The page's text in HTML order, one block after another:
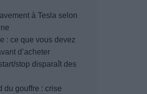
à Tesla selon
: ce que vous devez
d’acheter
stop disparaît des
du gouffre : crise